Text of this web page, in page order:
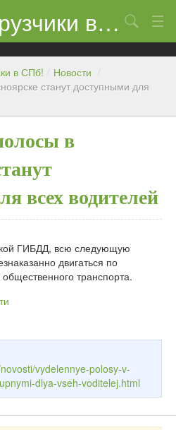
Переезд и грузчики в СПб!
Поиск
в СПб! / Новости /
станут доступными для
в
всех водителей
ГИБДД, всю следующую
двигаться по
транспорта.
vydelennye-polosy-v-
dlya-vseh-voditelej.html